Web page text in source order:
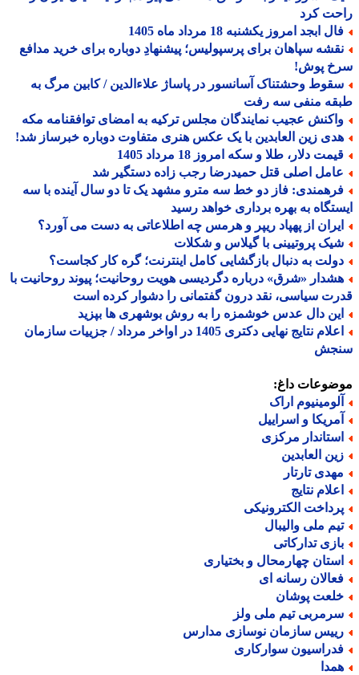
کرد
ابجد امروز یکشنبه 18 مرداد ماه 1405
سپاهان برای پرسپولیس؛ پیشنهادِ دوباره برای خرید مدافع
پوش!
وحشتناک آسانسور در پاساژ علاءالدین / کابین مرگ به
منفی سه رفت
عجیب نمایندگان مجلس ترکیه به امضای توافقنامه مکه
زین العابدین با یک عکس هنری متفاوت دوباره خبرساز شد!
دلار، طلا و سکه امروز 18 مرداد 1405
اصلی قتل حمیدرضا رجب زاده دستگیر شد
فاز دو خط سه مترو مشهد یک تا دو سال آینده با سه
به بهره برداری خواهد رسید
از پهپاد ریپر و هرمس چه اطلاعاتی به دست می آورد؟
پروتیینی با گیلاس و شکلات
به دنبال بازگشایی کامل اینترنت؛ گره کار کجاست؟
«شرق» درباره دگردیسی هویت روحانیت؛ پیوند روحانیت با
سیاسی، نقد درون گفتمانی را دشوار کرده است
دال عدس خوشمزه را به روش بوشهری ها بپزید
اعلام نتایج نهایی دکتری 1405 در اواخر مرداد / جزییات سازمان
داغ:
اراک
و اسراییل
مرکزی
العابدین
تارتار
نتایج
الکترونیکی
ملی والیبال
تدارکاتی
چهارمحال و بختیاری
رسانه ای
پوشان
تیم ملی ولز
سازمان نوسازی مدارس
سوارکاری